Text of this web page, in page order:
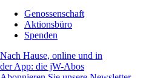
Genossenschaft
Aktionsbüro
Spenden
Nach Hause, online und in
der App: die jW-Abos